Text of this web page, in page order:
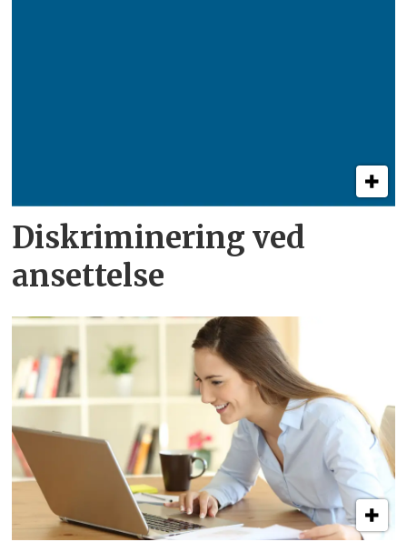
Diskriminering ved
ansettelse